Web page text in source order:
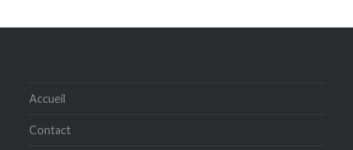
Accueil
Contact